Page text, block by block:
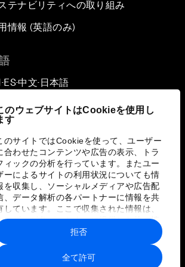
のウェブサイトはCookieを使用し
す
のサイトではCookieを使って、ユーザー
合わせたコンテンツや広告の表示、トラ
ィックの分析を行っています。またユー
ーによるサイトの利用状況についても情
を収集し、ソーシャルメディアや広告配
、データ解析の各パートナーに情報を共
しています。ここで収集された情報は、
ーザーが各パートナーに提供した他の情
や各パートナーのサービスを使用した際
収集された情報と組み合わされ、各パー
ナーによって使用されることがありま
全て許可
拒否
テナビリティへの取り組み
情報 (英語のみ)
▪ES▪中文▪ 日本語